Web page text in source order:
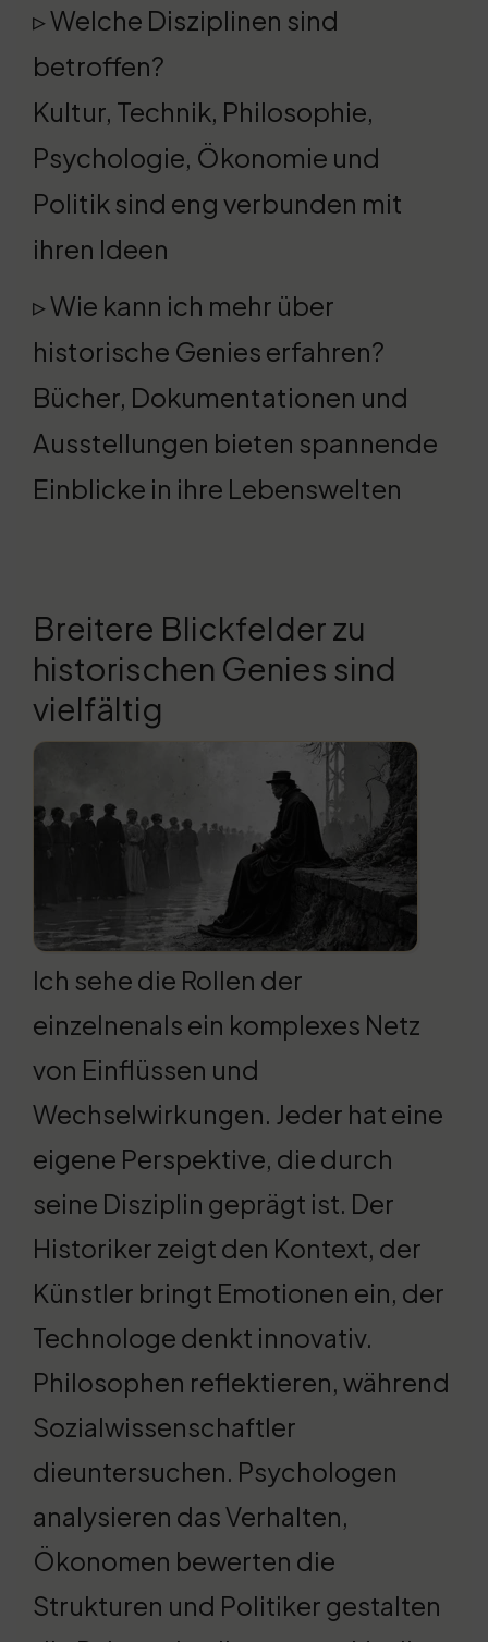
▹ Welche Disziplinen sind
betroffen?
Kultur, Technik, Philosophie,
Psychologie, Ökonomie und
Politik sind eng verbunden mit
ihren Ideen
▹ Wie kann ich mehr über
historische Genies erfahren?
Bücher, Dokumentationen und
Ausstellungen bieten spannende
Einblicke in ihre Lebenswelten
Breitere Blickfelder zu
historischen Genies sind
vielfältig
Ich sehe die Rollen der
einzelnenals ein komplexes Netz
von Einflüssen und
Wechselwirkungen. Jeder hat eine
eigene Perspektive, die durch
seine Disziplin geprägt ist. Der
Historiker zeigt den Kontext, der
Künstler bringt Emotionen ein, der
Technologe denkt innovativ.
Philosophen reflektieren, während
Sozialwissenschaftler
dieuntersuchen. Psychologen
analysieren das Verhalten,
Ökonomen bewerten die
Strukturen und Politiker gestalten